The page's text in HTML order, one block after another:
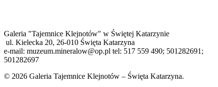
Galeria "Tajemnice Klejnotów" w Świętej Katarzynie
ul. Kielecka 20, 26-010 Święta Katarzyna
e-mail: muzeum.mineralow@op.pl tel: 517 559 490; 501282691;
501282697
© 2026 Galeria Tajemnice Klejnotów – Święta Katarzyna.